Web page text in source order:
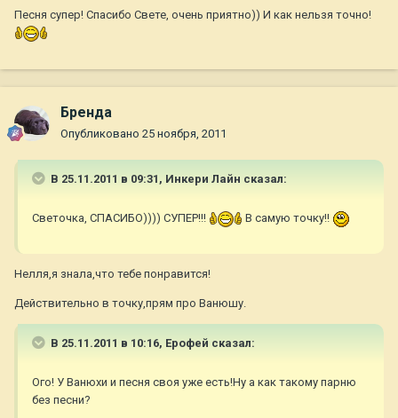
Песня супер! Спасибо Свете, очень приятно)) И как нельзя точно!
Бренда
Опубликовано 25 ноября, 2011
В 25.11.2011 в 09:31, Инкери Лайн сказал:
Светочка, СПАСИБО)))) СУПЕР!!! В самую точку!!
Нелля,я знала,что тебе понравится!
Действительно в точку,прям про Ванюшу.
В 25.11.2011 в 10:16, Ерофей сказал:
Ого! У Ванюхи и песня своя уже есть!Ну а как такому парню
без песни?